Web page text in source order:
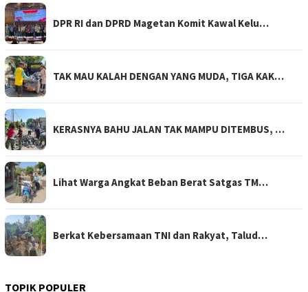
DPR RI dan DPRD Magetan Komit Kawal Kelu…
TAK MAU KALAH DENGAN YANG MUDA, TIGA KAK…
KERASNYA BAHU JALAN TAK MAMPU DITEMBUS, …
Lihat Warga Angkat Beban Berat Satgas TM…
Berkat Kebersamaan TNI dan Rakyat, Talud…
TOPIK POPULER